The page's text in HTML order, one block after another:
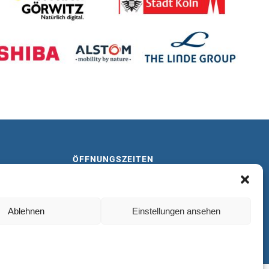
Ablehnen Einstellungen ansehen
ÖFFNUNGSZEITEN